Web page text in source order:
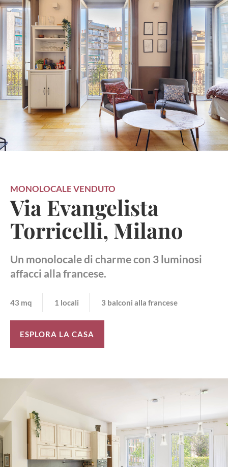
MONOLOCALEVENDUTO
Via Evangelista
Torricelli, Milano
Un monolocale di charme con 3 luminosi
affacci alla francese.
43 mq 1 locali 3 balconi alla francese
ESPLORA LA CASA